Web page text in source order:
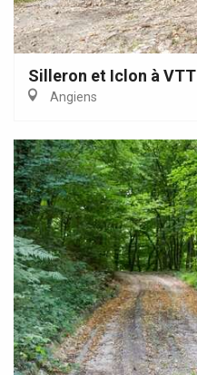
Silleron et Iclon à VTT
Angiens